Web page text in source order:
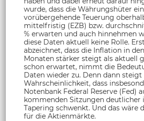
wurde, dass die Währungshüter
vorübergehende Teuerung
mittelfristig (EZB) bzw.
% erwarten und auch hinnehmen
diese Daten aktuell keine Rolle.
abzeichnet, dass die Inflation in
Monaten stärker steigt als aktuell
schon erwartet, nimmt die
Daten wieder zu. Denn dann steigt
Wahrscheinlichkeit, dass
Notenbank Federal Reserve (Fed)
kommenden Sitzungen deutlicher
Tapering schwenkt. Und das wäre
für die Aktienmärkte.